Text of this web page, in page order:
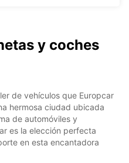
y coches
de vehículos que Europcar
hermosa ciudad ubicada
de automóviles y
es la elección perfecta
en esta encantadora